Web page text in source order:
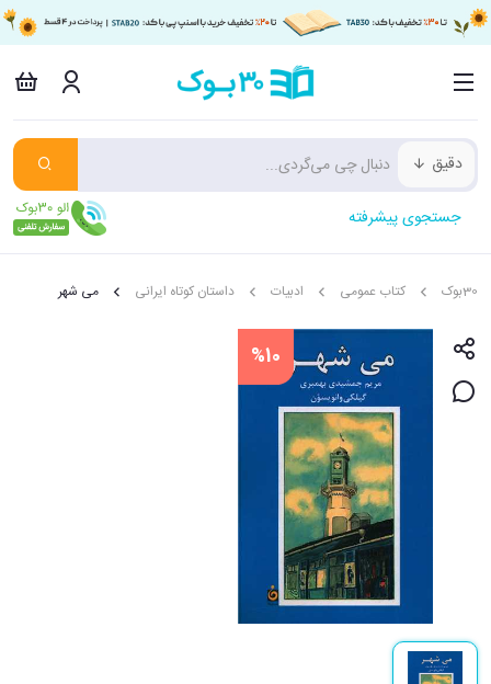
دقیق
جستجوی پیشرفته
30بوک کتاب عمومی ادبیات داستان کوتاه ایرانی می شهر
%10